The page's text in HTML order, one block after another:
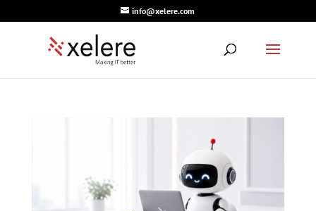
info@xelere.com